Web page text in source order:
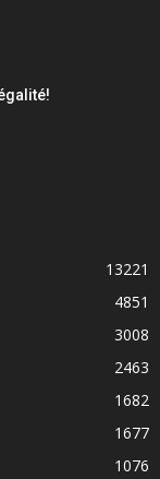
13221
4851
3008
2463
1682
1677
1076